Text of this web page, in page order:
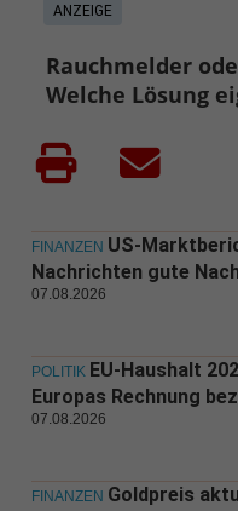
ANZEIGE
Rauchmelder
Welche Lösung
FINANZEN US-
Nachrichten gute
07.08.2026
POLITIK EU-Haushalt
Europas Rechnung
07.08.2026
FINANZEN Goldpreis